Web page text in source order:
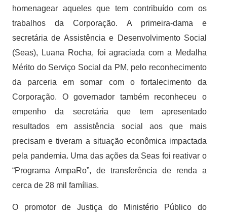
homenagear aqueles que tem contribuído com os
trabalhos da Corporação. A primeira-dama e
secretária de Assistência e Desenvolvimento Social
(Seas), Luana Rocha, foi agraciada com a Medalha
Mérito do Serviço Social da PM, pelo reconhecimento
da parceria em somar com o fortalecimento da
Corporação. O governador também reconheceu o
empenho da secretária que tem apresentado
resultados em assistência social aos que mais
precisam e tiveram a situação econômica impactada
pela pandemia. Uma das ações da Seas foi reativar o
“Programa AmpaRo”, de transferência de renda a
cerca de 28 mil famílias.
O promotor de Justiça do Ministério Público do